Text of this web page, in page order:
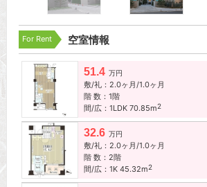
For Rent 空室情報
51.4 万円
敷/礼：2.0ヶ月/1.0ヶ月
階 数：1階
間/広：1LDK 70.85m2
32.6 万円
敷/礼：2.0ヶ月/1.0ヶ月
階 数：2階
間/広：1K 45.32m2